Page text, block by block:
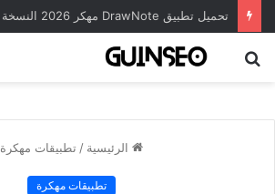
الرئيسية / تطبيقات مهكرة
تطبيقات مهكرة